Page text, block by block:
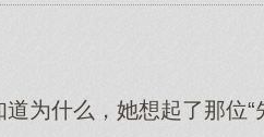
道为什么，她想起了那位“